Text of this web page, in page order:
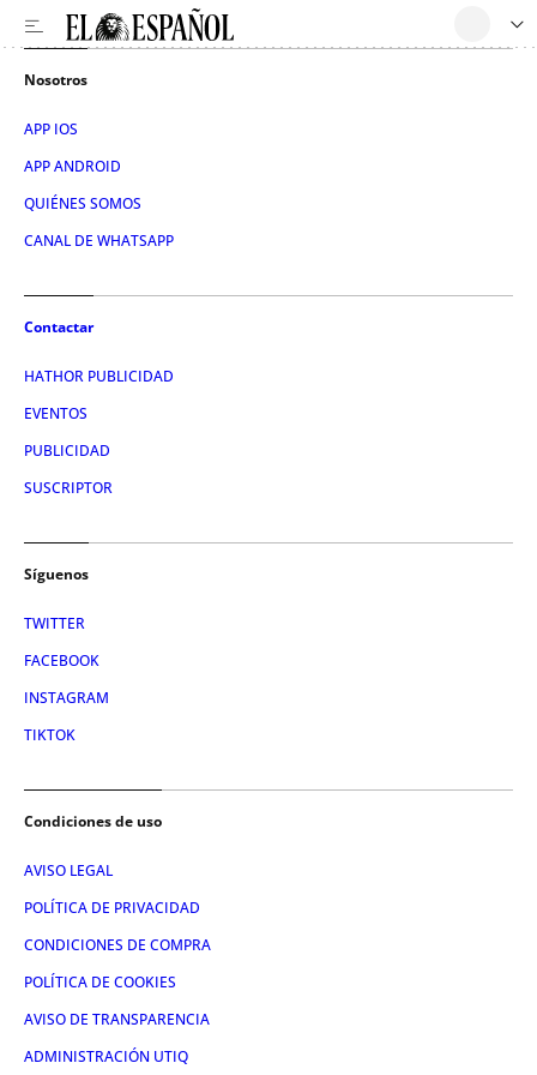
Nosotros
APP IOS
APP ANDROID
QUIÉNES SOMOS
CANAL DE WHATSAPP
Contactar
HATHOR PUBLICIDAD
EVENTOS
PUBLICIDAD
SUSCRIPTOR
Síguenos
TWITTER
FACEBOOK
INSTAGRAM
TIKTOK
Condiciones de uso
AVISO LEGAL
POLÍTICA DE PRIVACIDAD
CONDICIONES DE COMPRA
POLÍTICA DE COOKIES
AVISO DE TRANSPARENCIA
ADMINISTRACIÓN UTIQ